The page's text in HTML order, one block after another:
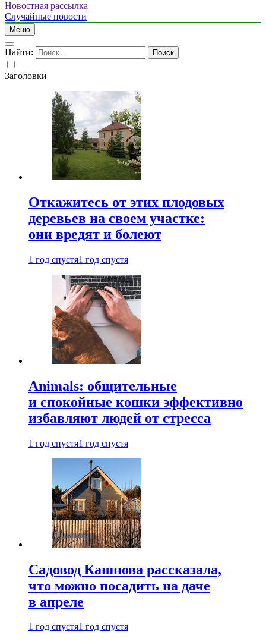
Новостная рассылка
Случайные новости
Меню
Найти:
Заголовки
Откажитесь от этих плодовых
деревьев на своем участке:
они вредят и болеют
1 год спустя1 год спустя
Animals: общительные
и спокойные кошки эффективно
избавляют людей от стресса
1 год спустя1 год спустя
Садовод Кашнова рассказала,
что можно посадить на даче
в апреле
1 год спустя1 год спустя